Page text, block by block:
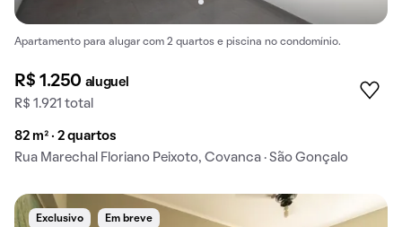
Apartamento para alugar com 2 quartos e piscina no condomínio.
R$ 1.250 aluguel
R$ 1.921 total
82 m² · 2 quartos
Rua Marechal Floriano Peixoto, Covanca · São Gonçalo
Exclusivo Em breve